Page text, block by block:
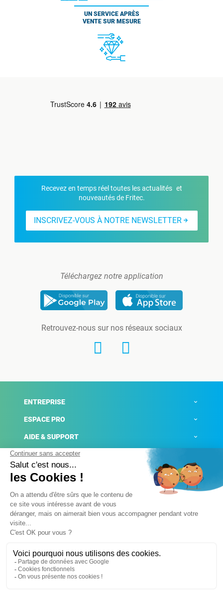
UN SERVICE APRÈS
VENTE SUR MESURE
Recevez en temps réel toutes les actualités et
nouveautés de Fritec.
INSCRIVEZ-VOUS À NOTRE NEWSLETTER
Téléchargez notre application
Retrouvez-nous sur nos réseaux sociaux
ENTREPRISE
ESPACE PRO
AIDE & SUPPORT
ACTUALITÉS
Mentions légales
Conditions générales de ventes
Plateforme de signalement